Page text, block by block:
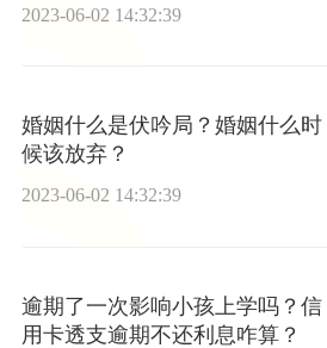
2023-06-02 14:32:39
婚姻什么是伏吟局？婚姻什么时
候该放弃？
2023-06-02 14:32:39
逾期了一次影响小孩上学吗？信
用卡透支逾期不还利息咋算？